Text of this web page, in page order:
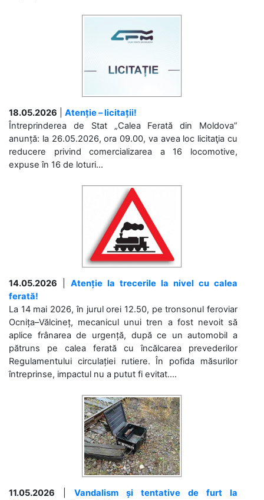
18.05.2026
Atenție – licitații!
Întreprinderea de Stat „Calea Ferată din Moldova”
anunță: la 26.05.2026, ora 09.00, va avea loc licitaţia cu
reducere privind comercializarea a 16 locomotive,
expuse în 16 de loturi...
14.05.2026
Atenție la trecerile la nivel cu calea
ferată!
La 14 mai 2026, în jurul orei 12.50, pe tronsonul feroviar
Ocnița–Vălcineț, mecanicul unui tren a fost nevoit să
aplice frânarea de urgență, după ce un automobil a
pătruns pe calea ferată cu încălcarea prevederilor
Regulamentului circulației rutiere. În pofida măsurilor
întreprinse, impactul nu a putut fi evitat....
11.05.2026
Vandalism și tentative de furt la